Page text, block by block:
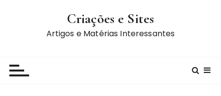
Criações e Sites
Artigos e Matérias Interessantes